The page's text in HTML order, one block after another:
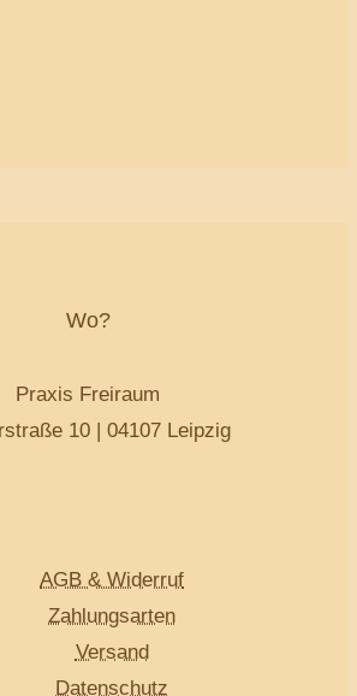
Wo?
Praxis Freiraum
10 | 04107 Leipzig
AGB & Widerruf
Zahlungsarten
Versand
Datenschutz